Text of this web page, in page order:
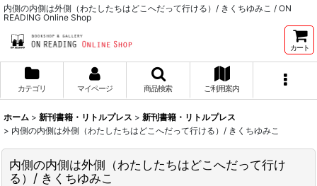
内側の内側は外側（わたしたちはどこへだって行ける）/ きくちゆみこ / ON
READING Online Shop
カート
カテゴリ マイページ 商品検索 ご利用案内
ホーム > 新刊書籍・リトルプレス > 新刊書籍・リトルプレス
> 内側の内側は外側（わたしたちはどこへだって行ける）/ きくちゆみこ
内側の内側は外側（わたしたちはどこへだって行け
る）/ きくちゆみこ